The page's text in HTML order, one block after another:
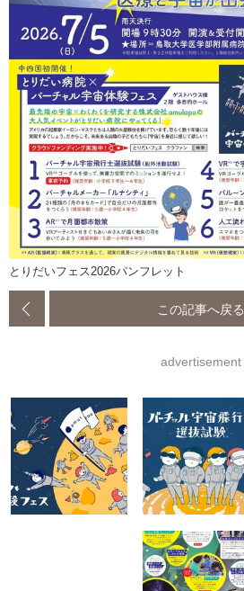
とりだいフェス2026パンフレット
この記事へ戻る
advertisement